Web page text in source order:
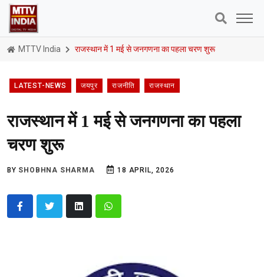
MTTV India राजस्थान में 1 मई से जनगणना का पहला चरण शुरू
LATEST-NEWS जयपुर राजनीति राजस्थान
राजस्थान में 1 मई से जनगणना का पहला
चरण शुरू
BY SHOBHNA SHARMA 18 APRIL, 2026